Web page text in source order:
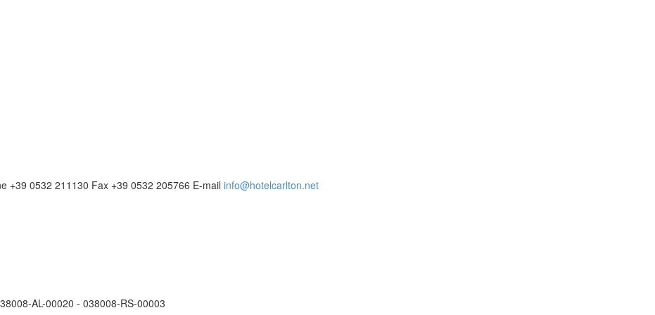
+39 0532 211130 Fax +39 0532 205766 E-mail info@hotelcarlton.net
AL-00020 - 038008-RS-00003